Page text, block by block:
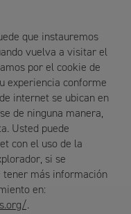
que instauremos
vuelva a visitar el
por el cookie de
experiencia conforme
internet se ubican en
de ninguna manera,
Usted puede
con el uso de la
si se
tener más información
en:
.